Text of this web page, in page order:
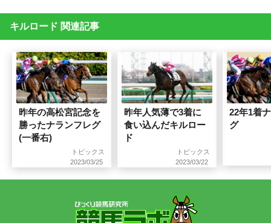
キルロード 関連記事
昨年の高松宮記念を
勝ったナランフレグ
(一番右)
トピックス
2023/03/25
昨年人気薄で3着に
食い込んだキルロー
ド
トピックス
2023/03/22
22年1着
グ